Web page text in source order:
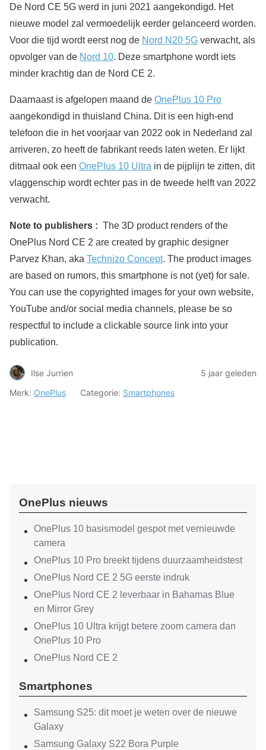
De Nord CE 5G werd in juni 2021 aangekondigd. Het
nieuwe model zal vermoedelijk eerder gelanceerd worden.
Voor die tijd wordt eerst nog de Nord N20 5G verwacht, als
opvolger van de Nord 10. Deze smartphone wordt iets
minder krachtig dan de Nord CE 2.
Daarnaast is afgelopen maand de OnePlus 10 Pro
aangekondigd in thuisland China. Dit is een high-end
telefoon die in het voorjaar van 2022 ook in Nederland zal
arriveren, zo heeft de fabrikant reeds laten weten. Er lijkt
ditmaal ook een OnePlus 10 Ultra in de pijplijn te zitten, dit
vlaggenschip wordt echter pas in de tweede helft van 2022
verwacht.
Note to publishers : The 3D product renders of the
OnePlus Nord CE 2 are created by graphic designer
Parvez Khan, aka Technizo Concept. The product images
are based on rumors, this smartphone is not (yet) for sale.
You can use the copyrighted images for your own website,
YouTube and/or social media channels, please be so
respectful to include a clickable source link into your
publication.
Ilse Jurrien
5 jaar geleden
Merk: OnePlus Categorie: Smartphones
OnePlus nieuws
OnePlus 10 basismodel gespot met vernieuwde
camera
OnePlus 10 Pro breekt tijdens duurzaamheidstest
OnePlus Nord CE 2 5G eerste indruk
OnePlus Nord CE 2 leverbaar in Bahamas Blue
en Mirror Grey
OnePlus 10 Ultra krijgt betere zoom camera dan
OnePlus 10 Pro
OnePlus Nord CE 2
Smartphones
Samsung S25: dit moet je weten over de nieuwe
Galaxy
Samsung Galaxy S22 Bora Purple